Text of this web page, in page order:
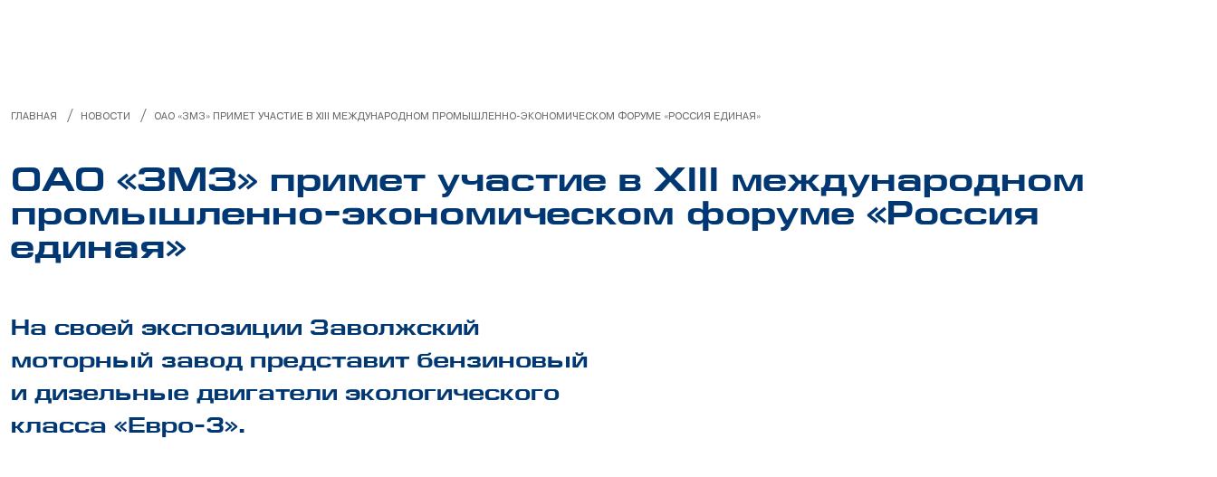
ГЛАВНАЯ / НОВОСТИ / ОАО «ЗМЗ» ПРИМЕТ УЧАСТИЕ В XIII МЕЖДУНАРОДНОМ ПРОМЫШЛЕННО-ЭКОНОМИЧЕСКОМ ФОРУМЕ «РОССИЯ ЕДИНАЯ»
ОАО «ЗМЗ» примет участие в XIII международном
промышленно-экономическом форуме «Россия
единая»
На своей экспозиции Заволжский
моторный завод представит бензиновый
и дизельные двигатели экологического
класса «Евро-3».